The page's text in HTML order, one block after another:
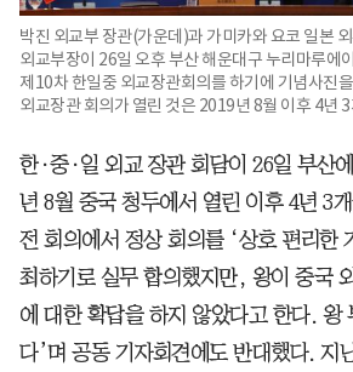
박진 외교부 장관(가운데)과 가미카와 요코 일본
외교부장이 26일 오후 부산 해운대구 누리마루에
제10차 한일중 외교장관회의를 하기에 기념사진
외교장관 회의가 열린 것은 2019년 8월 이후 4년
한·중·일 외교 장관 회담이 26일 부산
년 8월 중국 청두에서 열린 이후 4년 3
전 회의에서 정상 회의를 ‘상호 편리한
최하기로 실무 합의했지만, 왕이 중국
에 대한 확답을 하지 않았다고 한다. 왕
다’며 공동 기자회견에도 반대했다. 지